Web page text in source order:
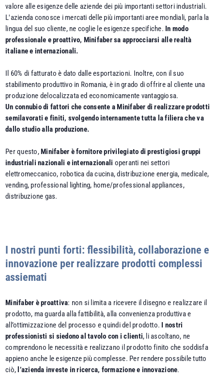
valore alle esigenze delle aziende dei più importanti settori industriali.
L'azienda conosce i mercati delle più importanti aree mondiali, parla la
lingua del suo cliente, ne coglie le esigenze specifiche. In modo
professionale e proattivo, Minifaber sa approcciarsi alle realtà
italiane e internazionali.
Il 60% di fatturato è dato dalle esportazioni. Inoltre, con il suo
stabilimento produttivo in Romania, è in grado di offrire al cliente una
produzione delocalizzata ed economicamente vantaggiosa.
Un connubio di fattori che consente a Minifaber di realizzare prodotti
semilavorati e finiti, svolgendo internamente tutta la filiera che va
dallo studio alla produzione.
Per questo,Minifaber è fornitore privilegiato di prestigiosi gruppi
industriali nazionali e internazionali operanti nei settori
elettromeccanico, robotica da cucina, distribuzione energia, medicale,
vending, professional lighting, home/professional appliances,
distribuzione gas.
I nostri punti forti: flessibilità, collaborazione e
innovazione per realizzare prodotti complessi
assiemati
Minifaber è proattiva: non si limita a ricevere il disegno e realizzare il
prodotto, ma guarda alla fattibilità, alla convenienza produttiva e
all’ottimizzazione del processo e quindi del prodotto. I nostri
professionisti si siedono al tavolo con i clienti, li ascoltano, ne
comprendono le necessità e realizzano il prodotto finito che soddisfa
appieno anche le esigenze più complesse. Per rendere possibile tutto
ciò, l’azienda investe in ricerca, formazione e innovazione.